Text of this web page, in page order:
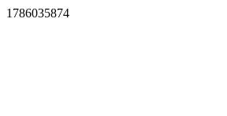
1786035874